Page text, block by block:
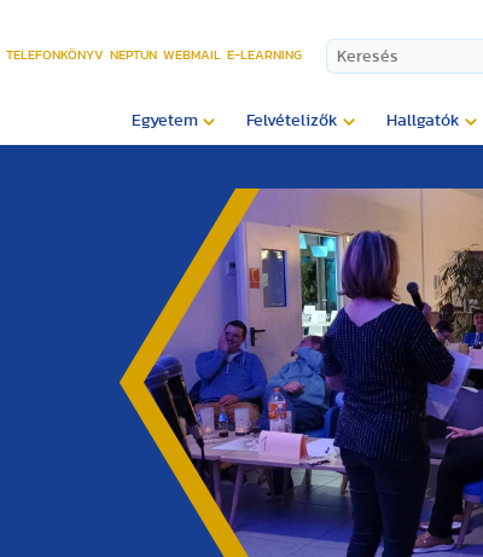
TELEFONKÖNYV NEPTUN WEBMAIL E-LEARNING
Egyetem Felvételizők Hallgatók